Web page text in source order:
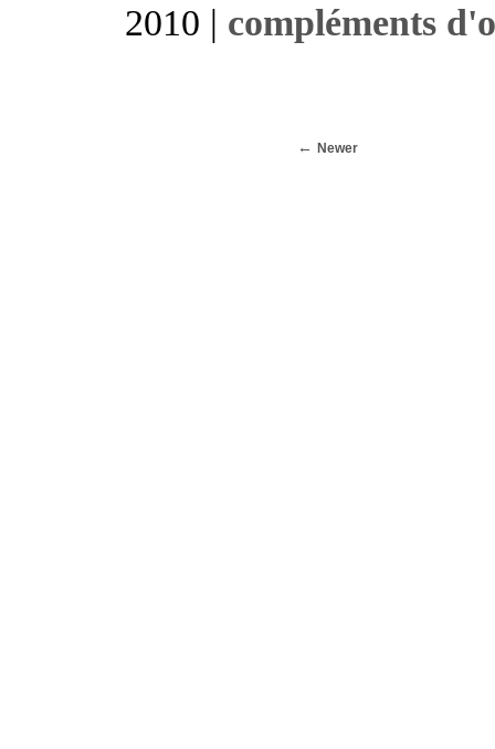
2010 | compléments
Newer